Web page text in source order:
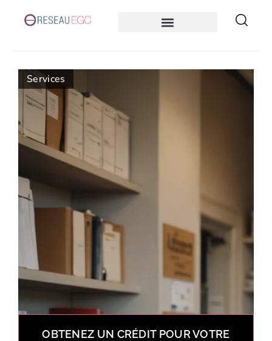
Services
OBTENEZ UN CRÉDIT POUR VOTRE